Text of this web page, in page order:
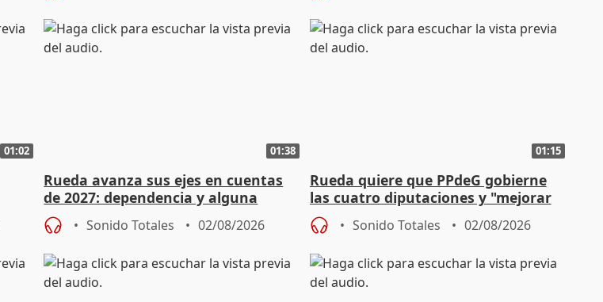
01:02 01:38
Rueda avanza sus ejes en cuentas
de 2027: dependencia y alguna
rebaja fiscal más en vivienda
Sonido Totales 02/08/2026
01:15
Rueda quiere que PPdeG gobierne
las cuatro diputaciones y "mejorar
en concejales" en ciudades
Sonido Totales 02/08/2026